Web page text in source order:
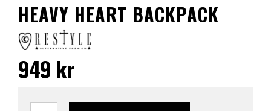
HEAVY HEART BACKPACK
949 kr